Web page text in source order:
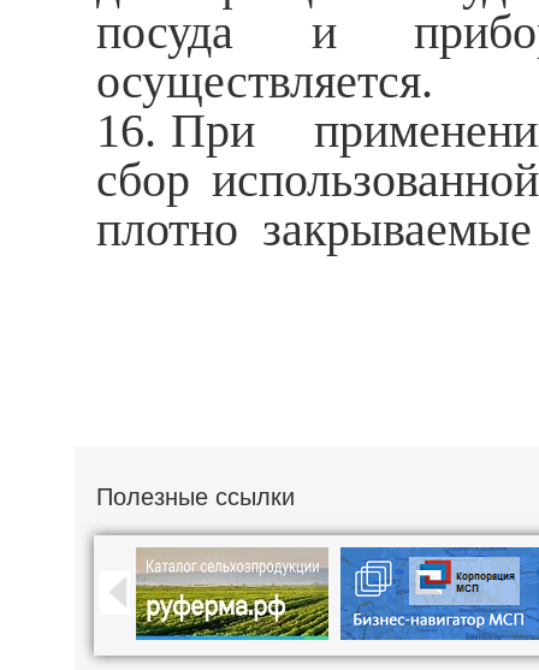
посуда и
осуществляется.
16. При
сбор
плотно
Полезные ссылки